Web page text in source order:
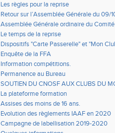
Les règles pour la reprise
Retour sur l’Assemblée Générale du 09/
Assemblée Générale ordinaire du
d’Athlétisme
Le temps de la reprise
Dispositifs "Carte Passerelle" et "Mon
Enquête de la FFA
Information compétitions.
Permanence au Bureau
SOUTIEN DU CNOSF AUX CLUBS DU
La plateforme formation
Assises des moins de 16 ans.
Evolution des règlements IAAF en 2020
Campagne de labellisation 2019-2020